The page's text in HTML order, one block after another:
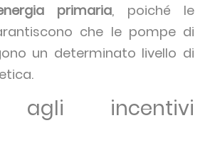
primaria, poiché le
che le pompe di
un determinato livello di
agli incentivi